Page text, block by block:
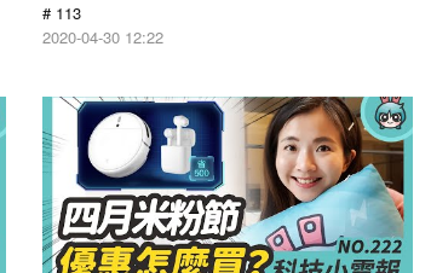
# 113
2020-04-30 12:22